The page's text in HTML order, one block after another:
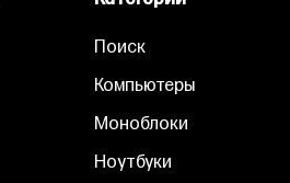
Поиск
Компьютеры
Моноблоки
Ноутбуки